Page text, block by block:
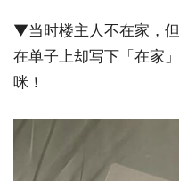
▼当时楼主人不在家，
在单子上却写下「在家
咪！